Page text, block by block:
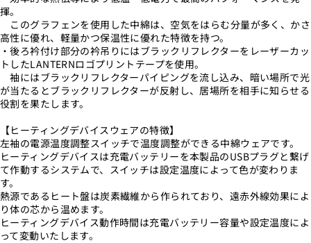
揮。
このグラフェンを使用した中綿は、空気をはらむ分量が多く、かさ
高性に優れ、軽量かつ保温性に優れた特徴を持つ。
・後ろ衿付け部分の衿吊りにはブラックリフレクターをレーザーカッ
トしたLANTERNロゴプリントテープを使用。
袖にはブラックリフレクターパイピングを流し込み、暗い場所で光
が当たるとブラックリフレクターが反射し、居場所を相手に知らせる
役割を果たします。
【ヒーティングデバイスウェアの特徴】
左袖の電源温度調整スイッチで温度調整ができる中綿ウェアです。
ヒーティングデバイスは充電バッテリーを本製品のUSBプラグと繋げ
て作動するシステムで、スイッチは設定温度によって色が変わりま
す。
熱源であるヒート盤は炭素繊維から作られており、遠赤外線効果によ
り体の芯から温めます。
ヒーティングデバイス動作時間は充電バッテリー容量や設定温度によ
って変動いたします。